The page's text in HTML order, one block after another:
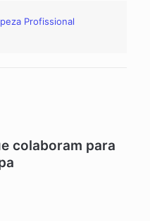
Profissional
colaboram para